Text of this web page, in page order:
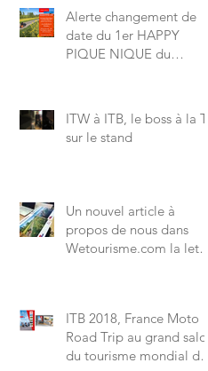
Alerte changement de
date du 1er HAPPY
PIQUE NIQUE du
ITW à ITB, le boss à la Tv
sur le stand
Un nouvel article à
propos de nous dans
Wetourisme.com la lettre
ITB 2018, France Moto
Road Trip au grand salon
du tourisme mondial du